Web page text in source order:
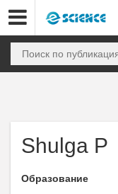
Shulga P
Образование